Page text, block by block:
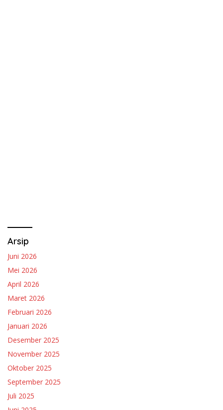
Arsip
Juni 2026
Mei 2026
April 2026
Maret 2026
Februari 2026
Januari 2026
Desember 2025
November 2025
Oktober 2025
September 2025
Juli 2025